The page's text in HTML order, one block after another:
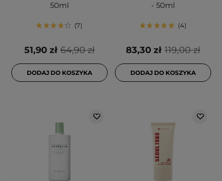
50ml
7
64,90 zł
51,90 zł
DODAJ DO KOSZYKA
- 50ml
4
119,00 zł
83,30 zł
DODAJ DO KOSZYKA